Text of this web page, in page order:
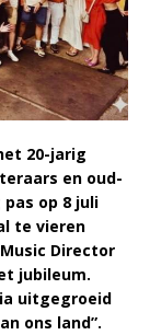
20-jarig
en oud-
op 8 juli
te vieren
Director
jubileum.
uitgegroeid
ons land”.